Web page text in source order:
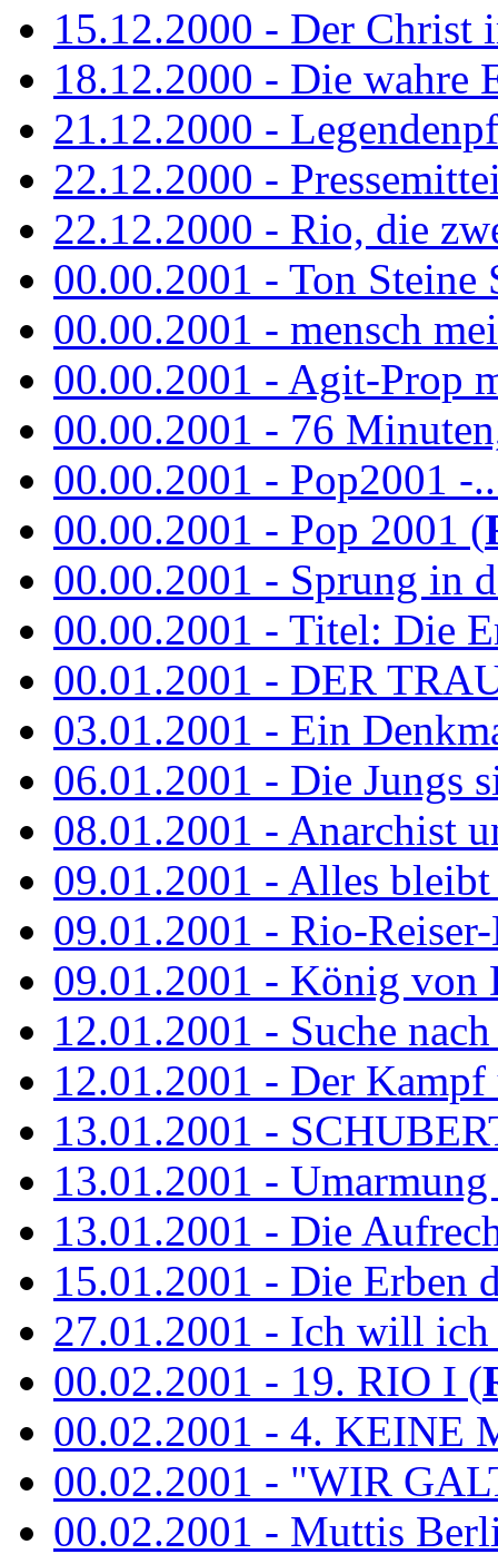
15.12.2000 - Der Christ
18.12.2000 - Die wahre
21.12.2000 -
22.12.2000 -
22.12.2000 - Rio, die
00.00.2001 - Ton Steine
00.00.2001 - mensch
00.00.2001 - Agit-Prop
00.00.2001 - 76
00.00.2001 - Pop2001 -
00.00.2001 - Pop 2001 (
00.00.2001 - Sprung in
00.00.2001 - Titel: Die
00.01.2001 - DER
03.01.2001 - Ein
06.01.2001 - Die Jungs
08.01.2001 - Anarchist
09.01.2001 - Alles
09.01.2001 - Rio-
09.01.2001 - König von
12.01.2001 - Suche
12.01.2001 - Der Kampf
13.01.2001 -
13.01.2001 -
13.01.2001 - Die
15.01.2001 - Die Erben
27.01.2001 - Ich will ich
00.02.2001 - 19. RIO I (
00.02.2001 - 4. KEINE
00.02.2001 - "WIR
00.02.2001 - Muttis